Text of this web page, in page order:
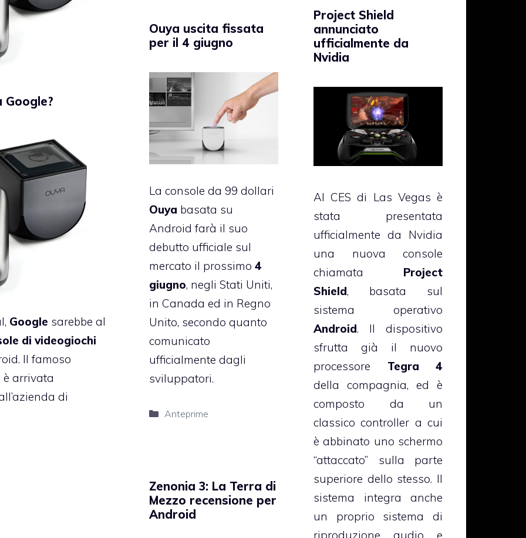
Google?
Google sarebbe al
di videogiochi
Il famoso
è arrivata
di
Ouya uscita fissata
per il 4 giugno
La console da 99 dollari
Ouya basata su
Android farà il suo
debutto ufficiale sul
mercato il prossimo 4
giugno, negli Stati Uniti,
in Canada ed in Regno
Unito, secondo quanto
comunicato
ufficialmente dagli
sviluppatori.
Categorie
Anteprime
Project Shield
annunciato
ufficialmente da
Nvidia
Al CES di Las Vegas è
stata presentata
ufficialmente da Nvidia
una nuova console
chiamata Project
Shield, basata sul
sistema operativo
Android. Il dispositivo
sfrutta già il nuovo
processore Tegra 4
della compagnia, ed è
composto da un
classico controller a cui
è abbinato uno schermo
“attaccato” sulla parte
superiore dello stesso. Il
sistema integra anche
un proprio sistema di
riproduzione audio e
Zenonia 3: La Terra di
Mezzo recensione per
Android